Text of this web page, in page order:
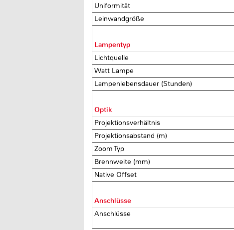
Uniformität
Leinwandgröße
Lampentyp
Lichtquelle
Watt Lampe
Lampenlebensdauer (Stunden)
Optik
Projektionsverhältnis
Projektionsabstand (m)
Zoom Typ
Brennweite (mm)
Native Offset
Anschlüsse
Anschlüsse